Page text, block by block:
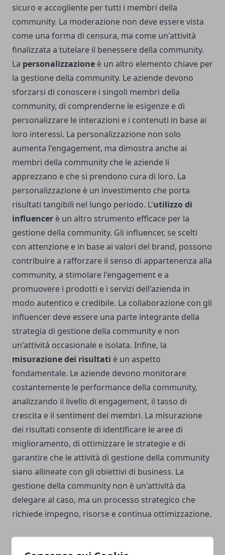
sicuro e accogliente per tutti i membri della
community. La moderazione non deve essere vista
come una forma di censura, ma come un'attività
finalizzata a tutelare il benessere della community.
La personalizzazione è un altro elemento chiave per
la gestione della community. Le aziende devono
sforzarsi di conoscere i singoli membri della
community, di comprenderne le esigenze e di
personalizzare le interazioni e i contenuti in base ai
loro interessi. La personalizzazione non solo
aumenta l'engagement, ma dimostra anche ai
membri della community che le aziende li
apprezzano e che si prendono cura di loro. La
personalizzazione è un investimento che porta
risultati tangibili nel lungo periodo. L'utilizzo di
influencer è un altro strumento efficace per la
gestione della community. Gli influencer, se scelti
con attenzione e in base ai valori del brand, possono
contribuire a rafforzare il senso di appartenenza alla
community, a stimolare l'engagement e a
promuovere i prodotti e i servizi dell'azienda in
modo autentico e credibile. La collaborazione con gli
influencer deve essere una parte integrante della
strategia di gestione della community e non
un'attività occasionale e isolata. Infine, la
misurazione dei risultati è un aspetto
fondamentale. Le aziende devono monitorare
costantemente le performance della community,
analizzando il livello di engagement, il tasso di
crescita e il sentiment dei membri. La misurazione
dei risultati consente di identificare le aree di
miglioramento, di ottimizzare le strategie e di
garantire che le attività di gestione della community
siano allineate con gli obiettivi di business. La
gestione della community non è un'attività da
delegare al caso, ma un processo strategico che
richiede impegno, risorse e continua ottimizzazione.